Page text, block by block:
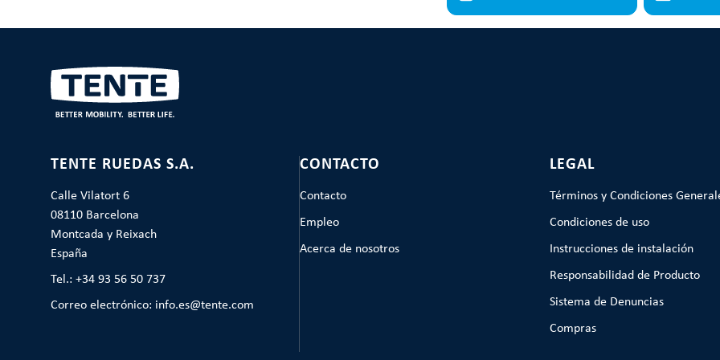
TENTE RUEDAS S.A.
Calle Vilatort 6
08110 Barcelona
Montcada y Reixach
España
Tel.: +34 93 56 50 737
Correo electrónico: info.es@tente.com
CONTACTO
Contacto
Empleo
Acerca de nosotros
LEGAL
Términos y Condiciones
Condiciones de uso
Instrucciones de instalación
Responsabilidad de Producto
Sistema de Denuncias
Compras